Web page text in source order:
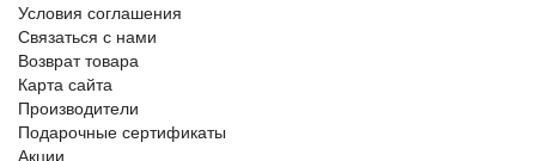
Условия соглашения
Связаться с нами
Возврат товара
Карта сайта
Производители
Подарочные сертификаты
Акции